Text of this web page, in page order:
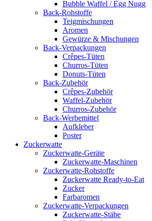
Bubble Waffel / Egg Nugg
Back-Rohstoffe
Teigmischungen
Aromen
Gewürze & Mischungen
Back-Verpackungen
Crêpes-Tüten
Churros-Tüten
Donuts-Tüten
Back-Zubehör
Crêpes-Zubehör
Waffel-Zubehör
Churros-Zubehör
Back-Werbemittel
Aufkleber
Poster
Zucker­watte
Zuckerwatte-Geräte
Zuckerwatte-Maschinen
Zuckerwatte-Rohstoffe
Zuckerwatte Ready-to-Eat
Zucker
Farbaromen
Zuckerwatte-Verpackungen
Zuckerwatte-Stäbe